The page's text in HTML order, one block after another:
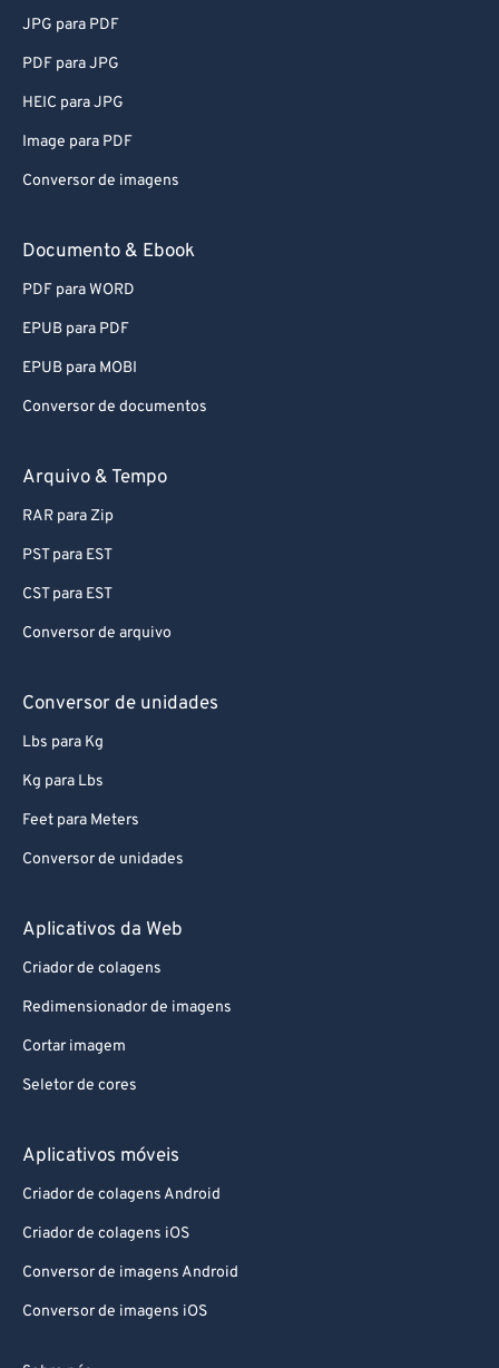
JPG para PDF
PDF para JPG
HEIC para JPG
Image para PDF
Conversor de imagens
Documento & Ebook
PDF para WORD
EPUB para PDF
EPUB para MOBI
Conversor de documentos
Arquivo & Tempo
RAR para Zip
PST para EST
CST para EST
Conversor de arquivo
Conversor de unidades
Lbs para Kg
Kg para Lbs
Feet para Meters
Conversor de unidades
Aplicativos da Web
Criador de colagens
Redimensionador de imagens
Cortar imagem
Seletor de cores
Aplicativos móveis
Criador de colagens Android
Criador de colagens iOS
Conversor de imagens Android
Conversor de imagens iOS